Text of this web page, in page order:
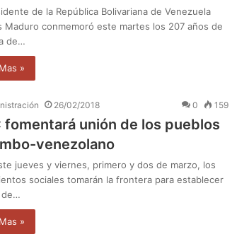
de la República Bolivariana de Venezuela
Maduro conmemoró este martes los 207 años de
de…
»
26/02/2018 0 159
fomentará unión de los pueblos
venezolano
jueves y viernes, primero y dos de marzo, los
sociales tomarán la frontera para establecer
de…
»